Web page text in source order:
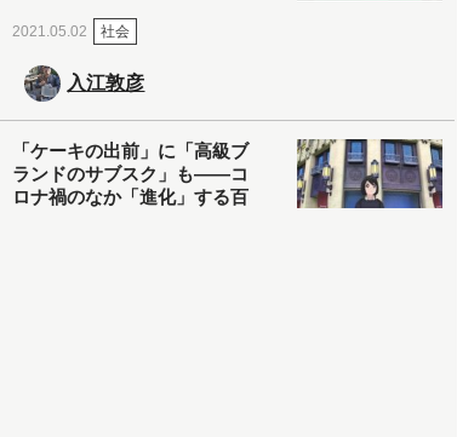
2021.05.02 社会
入江敦彦
「ケーキの出前」に「高級ブ
ランドのサブスク」も――コ
ロナ禍のなか「進化」する百